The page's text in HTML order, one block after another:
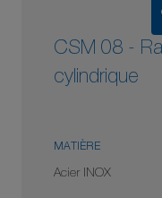
CSM 08 -
cylindrique
MATIÈRE
Acier INOX